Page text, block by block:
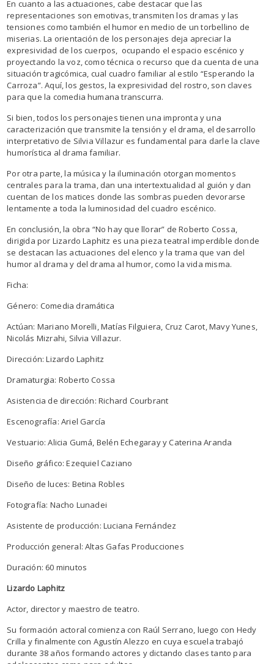
En cuanto a las actuaciones, cabe destacar que las
representaciones son emotivas, transmiten los dramas y las
tensiones como también el humor en medio de un torbellino de
miserias. La orientación de los personajes deja apreciar la
expresividad de los cuerpos, ocupando el espacio escénico y
proyectando la voz, como técnica o recurso que da cuenta de una
situación tragicómica, cual cuadro familiar al estilo “Esperando la
Carroza”. Aquí, los gestos, la expresividad del rostro, son claves
para que la comedia humana transcurra.
Si bien, todos los personajes tienen una impronta y una
caracterización que transmite la tensión y el drama, el desarrollo
interpretativo de Silvia Villazur es fundamental para darle la clave
humorística al drama familiar.
Por otra parte, la música y la iluminación otorgan momentos
centrales para la trama, dan una intertextualidad al guión y dan
cuentan de los matices donde las sombras pueden devorarse
lentamente a toda la luminosidad del cuadro escénico.
En conclusión, la obra “No hay que llorar” de Roberto Cossa,
dirigida por Lizardo Laphitz es una pieza teatral imperdible donde
se destacan las actuaciones del elenco y la trama que van del
humor al drama y del drama al humor, como la vida misma.
Ficha:
Género: Comedia dramática
Actúan: Mariano Morelli, Matías Filguiera, Cruz Carot, Mavy Yunes,
Nicolás Mizrahi, Silvia Villazur.
Dirección: Lizardo Laphitz
Dramaturgia: Roberto Cossa
Asistencia de dirección: Richard Courbrant
Escenografía: Ariel García
Vestuario: Alicia Gumá, Belén Echegaray y Caterina Aranda
Diseño gráfico: Ezequiel Caziano
Diseño de luces: Betina Robles
Fotografía: Nacho Lunadei
Asistente de producción: Luciana Fernández
Producción general: Altas Gafas Producciones
Duración: 60 minutos
Lizardo Laphitz
Actor, director y maestro de teatro.
Su formación actoral comienza con Raúl Serrano, luego con Hedy
Crilla y finalmente con Agustín Alezzo en cuya escuela trabajó
durante 38 años formando actores y dictando clases tanto para